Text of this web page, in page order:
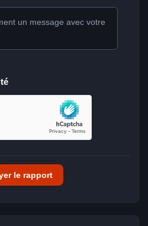
un message avec votre
le rapport